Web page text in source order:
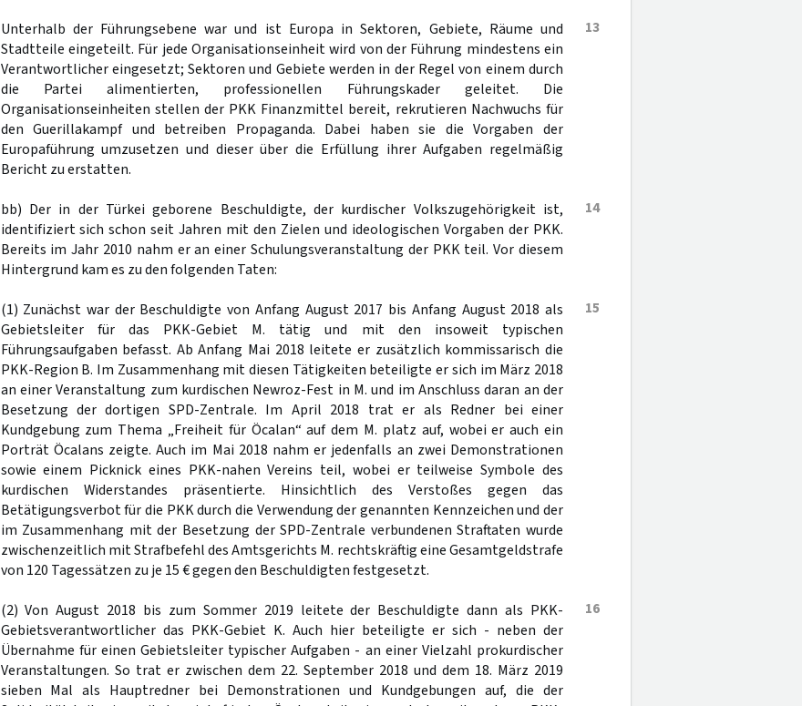
13
Unterhalb der Führungsebene war und ist Europa in Sektoren, Gebiete, Räume und
Stadtteile eingeteilt. Für jede Organisationseinheit wird von der Führung mindestens ein
Verantwortlicher eingesetzt; Sektoren und Gebiete werden in der Regel von einem durch
die Partei alimentierten, professionellen Führungskader geleitet. Die
Organisationseinheiten stellen der PKK Finanzmittel bereit, rekrutieren Nachwuchs für
den Guerillakampf und betreiben Propaganda. Dabei haben sie die Vorgaben der
Europaführung umzusetzen und dieser über die Erfüllung ihrer Aufgaben regelmäßig
Bericht zu erstatten.
14
bb) Der in der Türkei geborene Beschuldigte, der kurdischer Volkszugehörigkeit ist,
identifiziert sich schon seit Jahren mit den Zielen und ideologischen Vorgaben der PKK.
Bereits im Jahr 2010 nahm er an einer Schulungsveranstaltung der PKK teil. Vor diesem
Hintergrund kam es zu den folgenden Taten:
15
(1) Zunächst war der Beschuldigte von Anfang August 2017 bis Anfang August 2018 als
Gebietsleiter für das PKK-Gebiet M. tätig und mit den insoweit typischen
Führungsaufgaben befasst. Ab Anfang Mai 2018 leitete er zusätzlich kommissarisch die
PKK-Region B. Im Zusammenhang mit diesen Tätigkeiten beteiligte er sich im März 2018
an einer Veranstaltung zum kurdischen Newroz-Fest in M. und im Anschluss daran an der
Besetzung der dortigen SPD-Zentrale. Im April 2018 trat er als Redner bei einer
Kundgebung zum Thema „Freiheit für Öcalan“ auf dem M. platz auf, wobei er auch ein
Porträt Öcalans zeigte. Auch im Mai 2018 nahm er jedenfalls an zwei Demonstrationen
sowie einem Picknick eines PKK-nahen Vereins teil, wobei er teilweise Symbole des
kurdischen Widerstandes präsentierte. Hinsichtlich des Verstoßes gegen das
Betätigungsverbot für die PKK durch die Verwendung der genannten Kennzeichen und der
im Zusammenhang mit der Besetzung der SPD-Zentrale verbundenen Straftaten wurde
zwischenzeitlich mit Strafbefehl des Amtsgerichts M. rechtskräftig eine Gesamtgeldstrafe
von 120 Tagessätzen zu je 15 € gegen den Beschuldigten festgesetzt.
16
(2) Von August 2018 bis zum Sommer 2019 leitete der Beschuldigte dann als PKK-
Gebietsverantwortlicher das PKK-Gebiet K. Auch hier beteiligte er sich - neben der
Übernahme für einen Gebietsleiter typischer Aufgaben - an einer Vielzahl prokurdischer
Veranstaltungen. So trat er zwischen dem 22. September 2018 und dem 18. März 2019
sieben Mal als Hauptredner bei Demonstrationen und Kundgebungen auf, die der